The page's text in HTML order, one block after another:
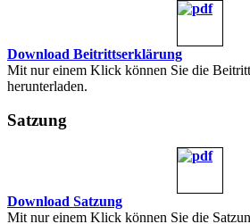
Download Beitrittserklärung
Mit nur einem Klick können Sie die
herunterladen.
Satzung
Download Satzung
Mit nur einem Klick können Sie die